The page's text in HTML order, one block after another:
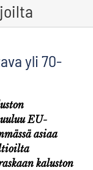
yli 70-
EU-
asiaa
kaluston